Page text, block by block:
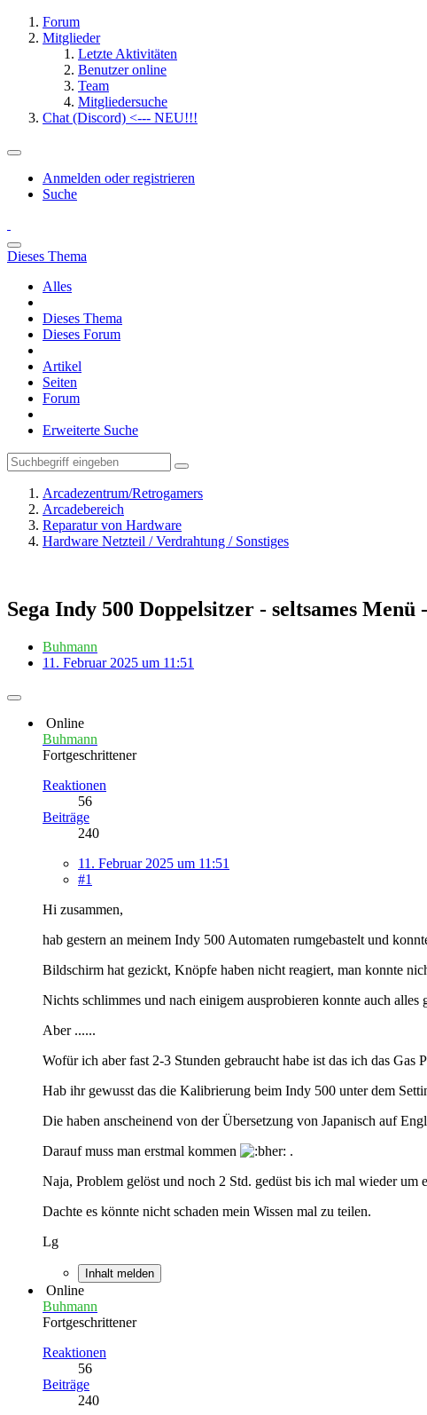
Forum
Mitglieder
Letzte Aktivitäten
Benutzer online
Team
Mitgliedersuche
Chat (Discord) <--- NEU!!!
Anmelden oder registrieren
Suche
Dieses Thema
Alles
Dieses Thema
Dieses Forum
Artikel
Seiten
Forum
Erweiterte Suche
Arcadezentrum/Retrogamers
Arcadebereich
Reparatur von Hardware
Hardware Netzteil / Verdrahtung / Sonstiges
Sega Indy 500 Doppelsitzer - seltsames
Buhmann
11. Februar 2025 um 11:51
Online
Buhmann
Fortgeschrittener
Reaktionen
56
Beiträge
240
11. Februar 2025 um 11:51
#1
Hi zusammen,
hab gestern an meinem Indy 500 Automaten rumgebastelt und
Bildschirm hat gezickt, Knöpfe haben nicht reagiert, man konnte
Nichts schlimmes und nach einigem ausprobieren konnte auch alles
Aber ......
Wofür ich aber fast 2-3 Stunden gebraucht habe ist das ich das Gas
Hab ihr gewusst das die Kalibrierung beim Indy 500 unter dem
Die haben anscheinend von der Übersetzung von Japanisch auf
Darauf muss man erstmal kommen
.
Naja, Problem gelöst und noch 2 Std. gedüst bis ich mal wieder um
Dachte es könnte nicht schaden mein Wissen mal zu teilen.
Lg
Inhalt melden
Online
Buhmann
Fortgeschrittener
Reaktionen
56
Beiträge
240